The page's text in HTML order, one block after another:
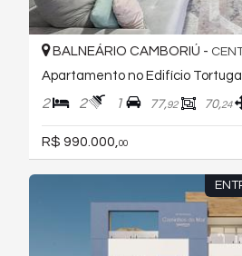
BALNEÁRIO CAMBORIÚ -
Apartamento no Edifício
2 2 1 77,92 70,24
R$ 990.000,00